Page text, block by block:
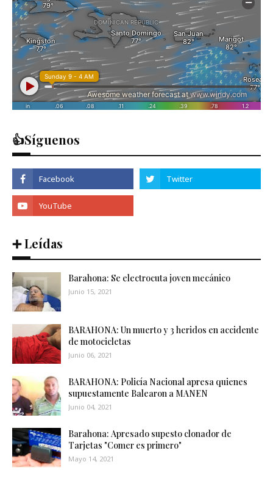
👍Síguenos
➕ Leídas
Barahona: Se electrocuta joven mecánico
Junio 15, 2021
BARAHONA: Un muerto y 3 heridos en accidente
de motocicletas
Junio 06, 2021
BARAHONA: Policía Nacional apresa quienes
supuestamente Balearon a MANEN
Junio 04, 2021
Barahona: Apresado supesto clonador de
Tarjetas "Comer es primero"
Mayo 14, 2021